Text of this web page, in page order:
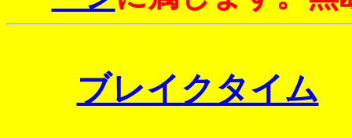
ブレイクタイム